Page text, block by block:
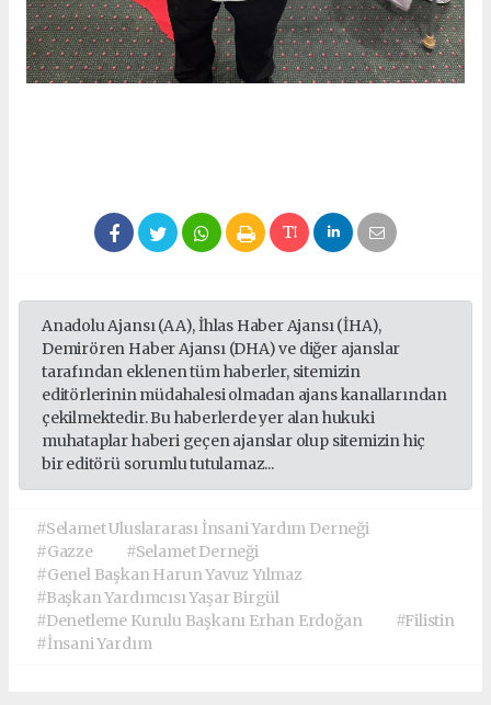
Anadolu Ajansı (AA), İhlas Haber Ajansı (İHA),
Demirören Haber Ajansı (DHA) ve diğer ajanslar
tarafından eklenen tüm haberler, sitemizin
editörlerinin müdahalesi olmadan ajans kanallarından
çekilmektedir. Bu haberlerde yer alan hukuki
muhataplar haberi geçen ajanslar olup sitemizin hiç
bir editörü sorumlu tutulamaz...
#Selamet Uluslararası İnsani Yardım Derneği
#Gazze
#Selamet Derneği
#Genel Başkan Harun Yavuz Yılmaz
#Başkan Yardımcısı Yaşar Birgül
#Denetleme Kurulu Başkanı Erhan Erdoğan
#Filistin
#İnsani Yardım